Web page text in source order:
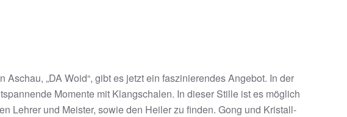
„DA Woid“, gibt es jetzt ein faszinierendes Angebot. In der
Momente mit Klangschalen. In dieser Stille ist es möglich
Lehrer und Meister, sowie den Heiler zu finden. Gong und Kristall-